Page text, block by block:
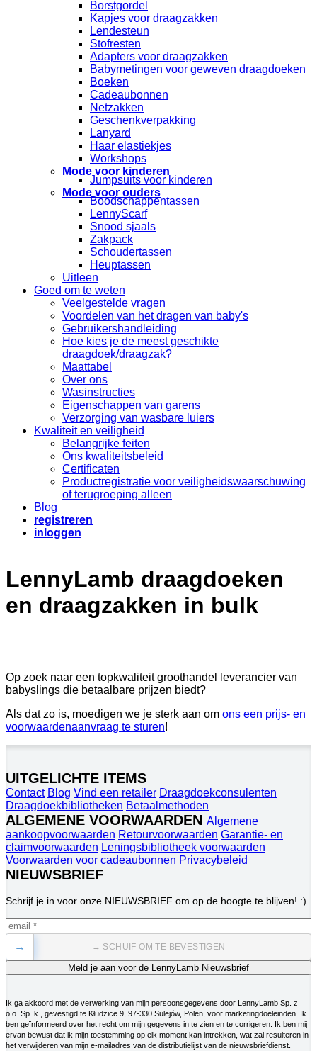
Borstgordel
Kapjes voor draagzakken
Lendesteun
Stofresten
Adapters voor draagzakken
Babymetingen voor geweven draagdoeken
Boeken
Cadeaubonnen
Netzakken
Geschenkverpakking
Lanyard
Haar elastiekjes
Workshops
Mode voor kinderen
Jumpsuits voor kinderen
Mode voor ouders
Boodschappentassen
LennyScarf
Snood sjaals
Zakpack
Schoudertassen
Heuptassen
Uitleen
Goed om te weten
Veelgestelde vragen
Voordelen van het dragen van baby's
Gebruikershandleiding
Hoe kies je de meest geschikte
draagdoek/draagzak?
Maattabel
Over ons
Wasinstructies
Eigenschappen van garens
Verzorging van wasbare luiers
Kwaliteit en veiligheid
Belangrijke feiten
Ons kwaliteitsbeleid
Certificaten
Productregistratie voor veiligheidswaarschuwing
of terugroeping alleen
Blog
registreren
inloggen
LennyLamb draagdoeken
en draagzakken in bulk
Op zoek naar een topkwaliteit groothandel leverancier van
babyslings die betaalbare prijzen biedt?
Als dat zo is, moedigen we je sterk aan om ons een prijs- en
voorwaardenaanvraag te sturen!
UITGELICHTE ITEMS
Contact Blog Vind een retailer Draagdoekconsulenten
Draagdoekbibliotheken Betaalmethoden
ALGEMENE VOORWAARDEN Algemene
aankoopvoorwaarden Retourvoorwaarden Garantie- en
claimvoorwaarden Leningsbibliotheek voorwaarden
Voorwaarden voor cadeaubonnen Privacybeleid
NIEUWSBRIEF
Schrijf je in voor onze NIEUWSBRIEF om op de hoogte te blijven! :)
→ SCHUIF OM TE BEVESTIGEN
→
Ik ga akkoord met de verwerking van mijn persoonsgegevens door LennyLamb Sp. z
o.o. Sp. k., gevestigd te Kłudzice 9, 97-330 Sulejów, Polen, voor marketingdoeleinden. Ik
ben geïnformeerd over het recht om mijn gegevens in te zien en te corrigeren. Ik ben mij
ervan bewust dat ik mijn toestemming op elk moment kan intrekken, wat zal resulteren in
het verwijderen van mijn e-mailadres van de distributielijst van de nieuwsbriefdienst.